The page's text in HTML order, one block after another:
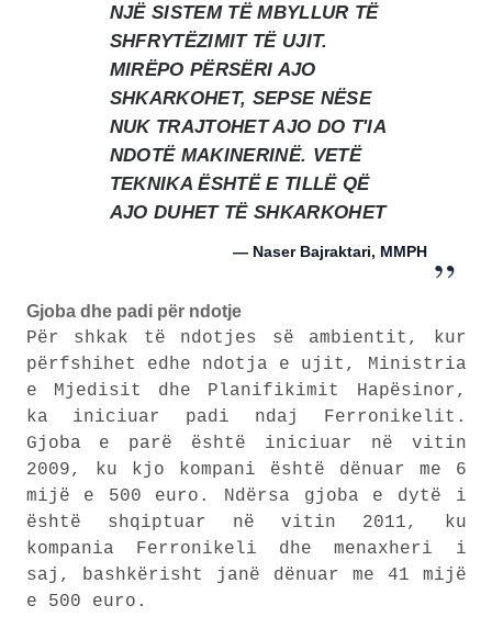
NJË SISTEM TË MBYLLUR TË
SHFRYTËZIMIT TË UJIT.
MIRËPO PËRSËRI AJO
SHKARKOHET, SEPSE NËSE
NUK TRAJTOHET AJO DO T'IA
NDOTË MAKINERINË. VETË
TEKNIKA ËSHTË E TILLË QË
AJO DUHET TË SHKARKOHET
— Naser Bajraktari, MMPH
Gjoba dhe padi për ndotje
Për shkak të ndotjes së ambientit, kur
përfshihet edhe ndotja e ujit, Ministria
e Mjedisit dhe Planifikimit Hapësinor,
ka iniciuar padi ndaj Ferronikelit.
Gjoba e parë është iniciuar në vitin
2009, ku kjo kompani është dënuar me 6
mijë e 500 euro. Ndërsa gjoba e dytë i
është shqiptuar në vitin 2011, ku
kompania Ferronikeli dhe menaxheri i
saj, bashkërisht janë dënuar me 41 mijë
e 500 euro.